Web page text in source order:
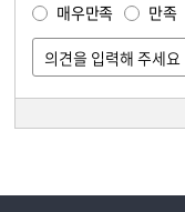
매우만족 만족